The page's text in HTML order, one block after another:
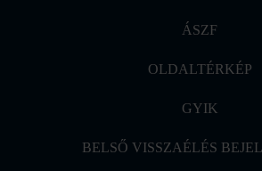
ÁSZF
OLDALTÉRKÉP
GYIK
BELSŐ VISSZAÉLÉS